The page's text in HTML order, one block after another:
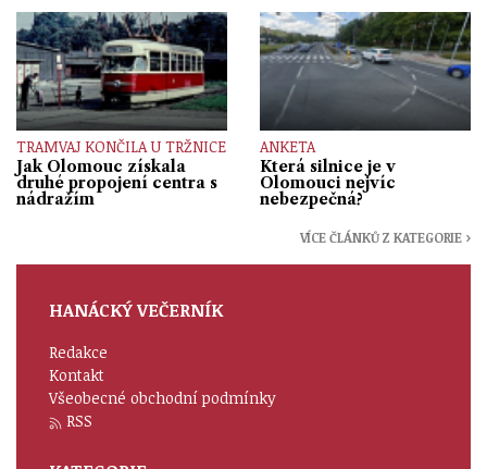
TRAMVAJ KONČILA U TRŽNICE
Jak Olomouc získala
druhé propojení centra s
nádražím
ANKETA
Která silnice je v
Olomouci nejvíc
nebezpečná?
VÍCE ČLÁNKŮ Z KATEGORIE ›
HANÁCKÝ VEČERNÍK
Redakce
Kontakt
Všeobecné obchodní podmínky
RSS